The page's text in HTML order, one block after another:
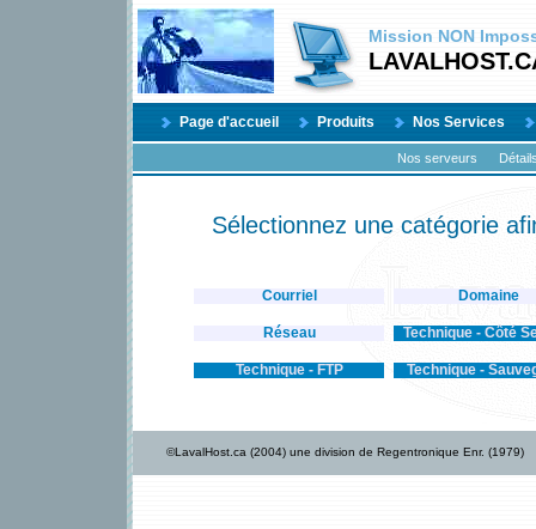
Mission NON
Page d'accueil Produits Nos Services
Nos serveurs
Sélectionnez une catégorie
Courriel Domaine
Réseau Technique - Côté
Technique - FTP Technique -
©LavalHost.ca (2004) une division de Regentronique Enr. (1979)